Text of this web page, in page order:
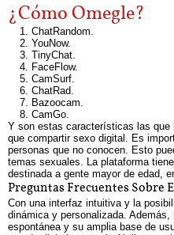
¿Cómo Omegle?
ChatRandom.
YouNow.
TinyChat.
FaceFlow.
CamSurf.
ChatRad.
Bazoocam.
CamGo.
Y son estas características las que
que compartir sexo digital. Es
personas que no conocen. Esto
temas sexuales. La plataforma
destinada a gente mayor de edad,
Preguntas Frecuentes Sobre
Con una interfaz intuitiva y la
dinámica y personalizada.
espontánea y su amplia base de